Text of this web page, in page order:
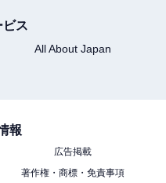
ビス
All About Japan
報
広告掲載
著作権・商標・免責事項